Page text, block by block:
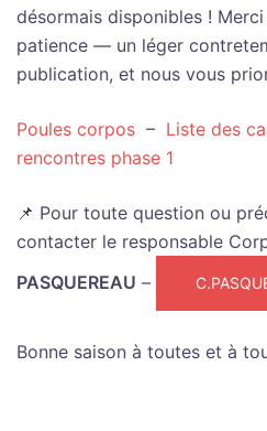
désormais disponibles !
patience — un léger
publication, et nous vous
Poules corpos – Liste des
rencontres phase 1
📌 Pour toute question ou
contacter le responsable
PASQUEREAU –
Bonne saison à toutes et à